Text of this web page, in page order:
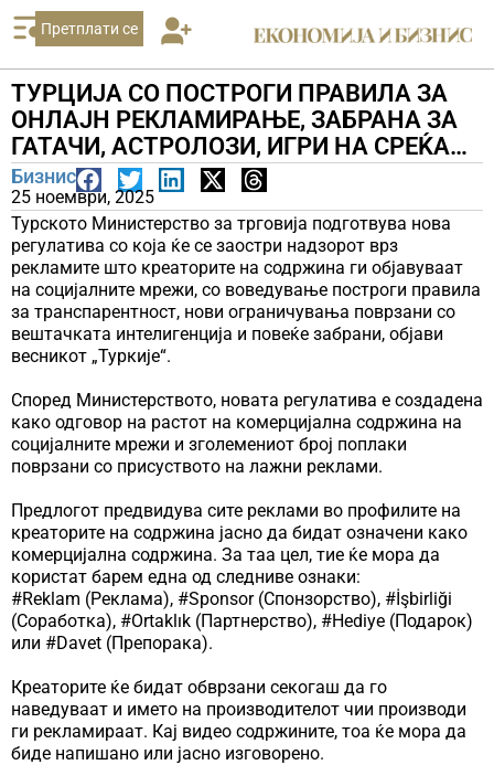
Претплати се
ТУРЦИЈА СО ПОСТРОГИ ПРАВИЛА ЗА
ОНЛАЈН РЕКЛАМИРАЊЕ, ЗАБРАНА ЗА
ГАТАЧИ, АСТРОЛОЗИ, ИГРИ НА СРЕЌА…
Бизнис
25 ноември, 2025
Турското Министерство за трговија подготвува нова
регулатива со која ќе се заостри надзорот врз
рекламите што креаторите на содржина ги објавуваат
на социјалните мрежи, со воведување построги правила
за транспарентност, нови ограничувања поврзани со
вештачката интелигенција и повеќе забрани, објави
весникот „Туркије“.
Според Министерството, новата регулатива е создадена
како одговор на растот на комерцијална содржина на
социјалните мрежи и зголемениот број поплаки
поврзани со присуството на лажни реклами.
Предлогот предвидува сите реклами во профилите на
креаторите на содржина јасно да бидат означени како
комерцијална содржина. За таа цел, тие ќе мора да
користат барем една од следниве ознаки:
#Reklam (Реклама), #Sponsor (Спонзорство), #İşbirliği
(Соработка), #Ortaklık (Партнерство), #Hediye (Подарок)
или #Davet (Препорака).
Креаторите ќе бидат обврзани секогаш да го
наведуваат и името на производителот чии производи
ги рекламираат. Кај видео содржините, тоа ќе мора да
биде напишано или јасно изговорено.